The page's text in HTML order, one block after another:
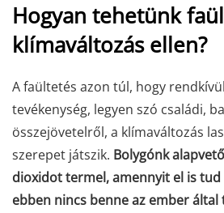
Hogyan tehetünk
klímaváltozás ellen?
A faültetés azon túl, hogy
tevékenység, legyen szó családi,
összejövetelről, a klímaváltozás
szerepet játszik. Bolygónk
dioxidot termel, amennyit el is tud
ebben nincs benne az ember által